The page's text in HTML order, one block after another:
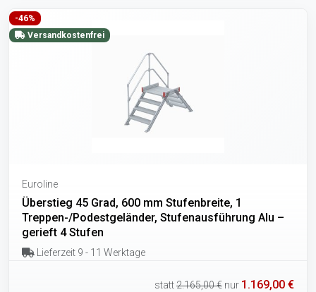
-46%
Versandkostenfrei
Euroline
Überstieg 45 Grad, 600 mm Stufenbreite, 1
Treppen-/Podestgeländer, Stufenausführung Alu –
gerieft 4 Stufen
Lieferzeit 9 - 11 Werktage
statt2.165,00 € nur 1.169,00 €